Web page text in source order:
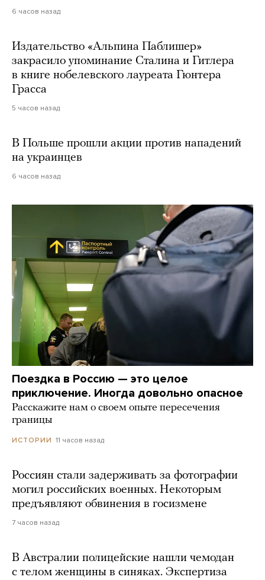
6 часов назад
Издательство «Альпина Паблишер»
закрасило упоминание Сталина и Гитлера
в книге нобелевского лауреата Гюнтера
Грасса
5 часов назад
В Польше прошли акции против нападений
на украинцев
6 часов назад
Поездка в Россию — это целое
приключение. Иногда довольно опасное
Расскажите нам о своем опыте пересечения
границы
ИСТОРИИ 11 часов назад
Россиян стали задерживать за фотографии
могил российских военных. Некоторым
предъявляют обвинения в госизмене
7 часов назад
В Австралии полицейские нашли чемодан
с телом женщины в синяках. Экспертиза